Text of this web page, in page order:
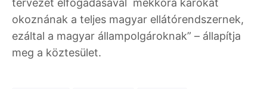
tervezet elfogadásával mekkora károkat
okoznának a teljes magyar ellátórendszernek,
ezáltal a magyar állampolgároknak” – állapítja
meg a köztesület.